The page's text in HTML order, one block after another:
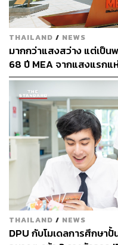
แบรนด์แคมปิ้งระดับแนว
กลางแจ้งหลากสไตล์ไว้อย่
คุณภาพสินค้าระดับสูง น้ำ
ครันทั้งอุปกรณ์เดินป่าไปจ
ใช้งานทั้งในและนอกสถา
‘Logos ผู้เชื่อมต่อระหว่
ของทั้งครอบครัว คู่รัก ก
สามารถ Enjoy Outing
และมีความสุขได้เต็มที่แบบ
THAILAND / NEWS
มากกว่าแสงสว่าง แต่เป็
68 ปี MEA จากแสงแรก
เมือง ผ่าน MEA SPARK
THAILAND / NEWS
DPU กับโมเดลการศึกษา